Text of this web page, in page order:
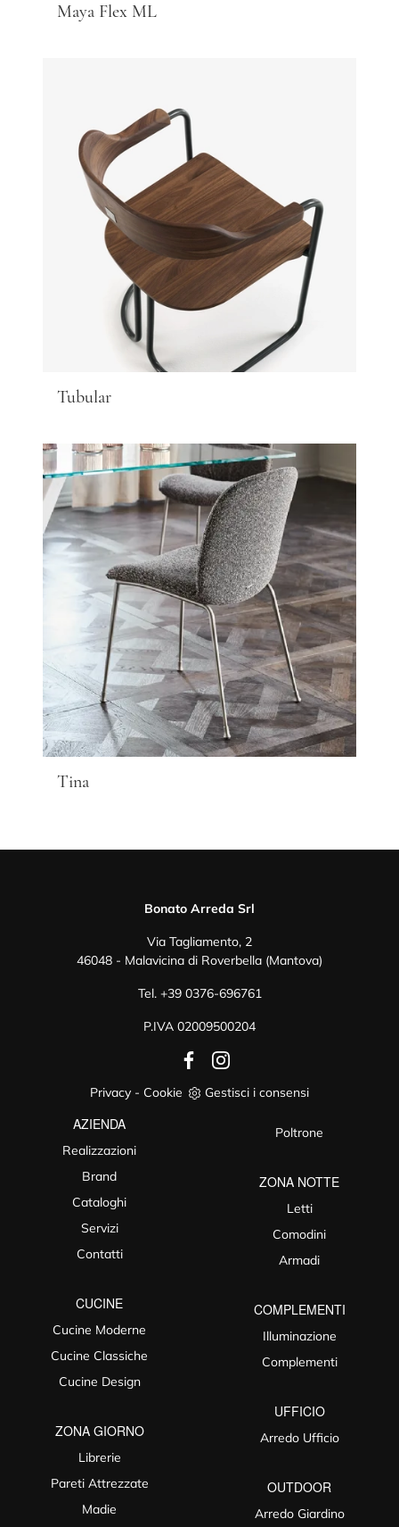
Maya Flex ML
Tubular
Tina
Bonato Arreda Srl
Via Tagliamento, 2
46048 - Malavicina di Roverbella (Mantova)
Tel. +39 0376-696761
P.IVA 02009500204
Privacy - Cookie Gestisci i consensi
AZIENDA
Realizzazioni
Brand
Cataloghi
Servizi
Contatti
CUCINE
Cucine Moderne
Cucine Classiche
Cucine Design
ZONA GIORNO
Librerie
Pareti Attrezzate
Madie
Poltrone
ZONA NOTTE
Letti
Comodini
Armadi
COMPLEMENTI
Illuminazione
Complementi
UFFICIO
Arredo Ufficio
OUTDOOR
Arredo Giardino